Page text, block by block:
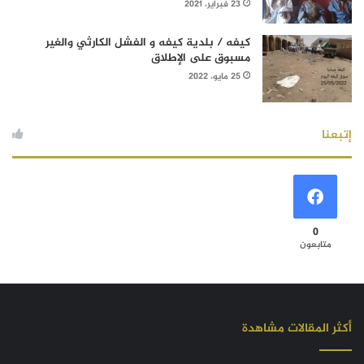
23 فبراير، 2021
كيفه / بلدية كيفه و الفشل الكارثي والغير
مسبوق على الإطلاق
25 مايو، 2022
إتبعنا
0
متابعون
أكثر المقالات مشاهدة